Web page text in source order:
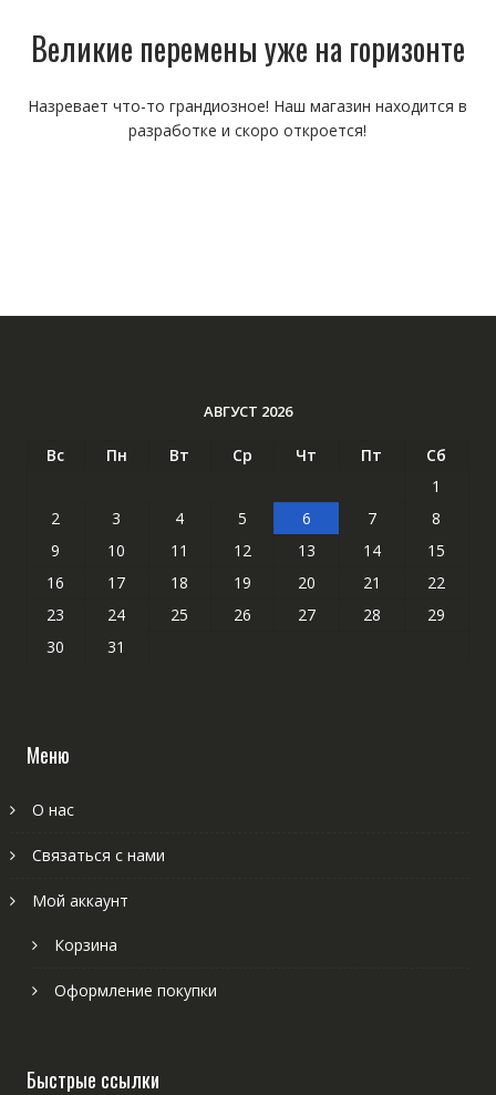
Великие перемены уже на горизонте
Назревает что-то грандиозное! Наш магазин находится в
разработке и скоро откроется!
АВГУСТ 2026
Вс Пн Вт Ср Чт Пт
Сб
1
2
3 4 5 6 7
8
9
10 11 12 13 14
15
16
17 18 19 20 21
22
23
24 25 26 27 28
29
30
31
Меню
О нас
Связаться с нами
Мой аккаунт
Корзина
Оформление покупки
Быстрые ссылки